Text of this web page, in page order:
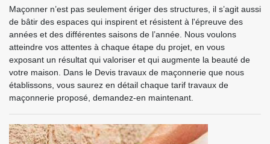
Maçonner n’est pas seulement ériger des structures, il s’agit aussi
de bâtir des espaces qui inspirent et résistent à l'épreuve des
années et des différentes saisons de l’année. Nous voulons
atteindre vos attentes à chaque étape du projet, en vous
exposant un résultat qui valoriser et qui augmente la beauté de
votre maison. Dans le Devis travaux de maçonnerie que nous
établissons, vous saurez en détail chaque tarif travaux de
maçonnerie proposé, demandez-en maintenant.